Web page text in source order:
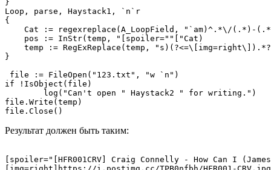
}
Loop, parse, Haystack1, `n`r
{
Cat := regexreplace(A_LoopField, "`am)^.*\/(.*)-
    pos := InStr(temp, "[spoiler=""["Cat)
temp := RegExReplace(temp,
}
file := FileOpen("123.txt", "w `n")
if !IsObject(file)
file.Write(temp)
Результат должен быть таким:
[spoiler="[HFR001CRV] Craig Connelly - How Can I